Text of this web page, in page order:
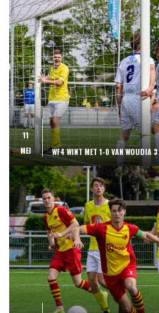
11
MEI
WF4 WINT MET 1-0 VAN WOUDIA 3